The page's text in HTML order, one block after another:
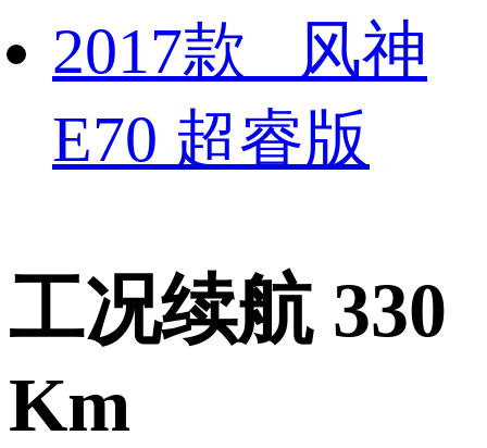
2017款 风神
E70 超睿版
工况续航 330
Km